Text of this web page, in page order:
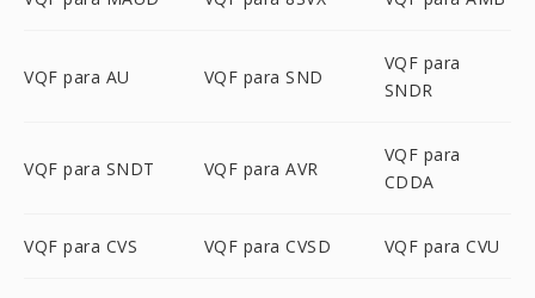
VQF para AU VQF para SND
VQF para
SNDR
VQF para SNDT VQF para AVR
VQF para
CDDA
VQF para CVS VQF para CVSD VQF para CVU